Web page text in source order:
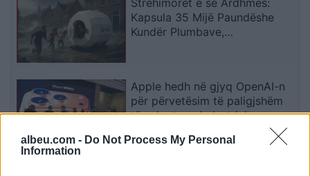
albeu.com - Do Not Process My Personal
Information
Strehimoret e së Ardhmes:
Kapsula 35 Mijë Paundëshe
Kundër Plumbave,
Apple hedh në gjyq OpenAI-n
për përvetësim të paligjshëm
të sekreteve industriale